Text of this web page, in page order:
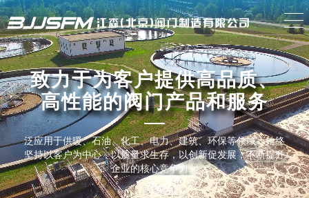
致力于为客户提供高品质、
高性能的阀门产品和服务
泛应用于供暖、石油、化工、电力、建筑、环保等领域。始终
坚持以客户为中心，以质量求生存，以创新促发展，不断提升
企业的核心竞争力。